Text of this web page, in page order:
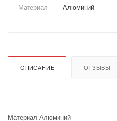
Материал
— Алюминий
ОПИСАНИЕ ОТЗЫВЫ
Материал Алюминий